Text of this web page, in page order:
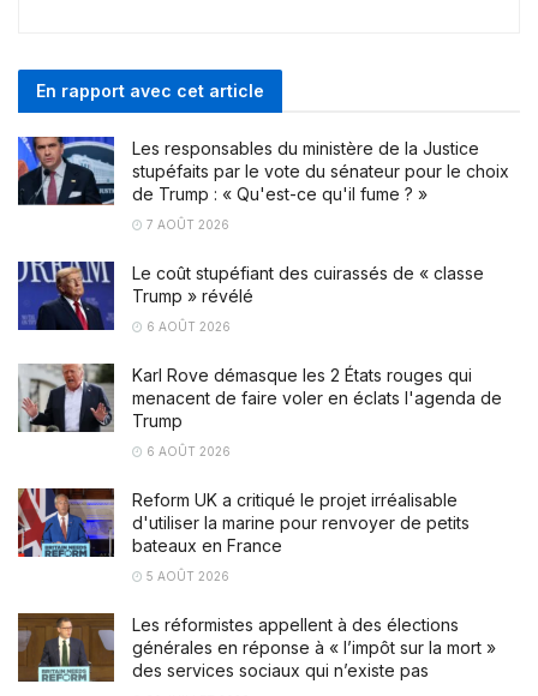
En rapport avec cet article
Les responsables du ministère de la Justice
stupéfaits par le vote du sénateur pour le choix
de Trump : « Qu'est-ce qu'il fume ? »
7 AOÛT 2026
Le coût stupéfiant des cuirassés de « classe
Trump » révélé
6 AOÛT 2026
Karl Rove démasque les 2 États rouges qui
menacent de faire voler en éclats l'agenda de
Trump
6 AOÛT 2026
Reform UK a critiqué le projet irréalisable
d'utiliser la marine pour renvoyer de petits
bateaux en France
5 AOÛT 2026
Les réformistes appellent à des élections
générales en réponse à « l’impôt sur la mort »
des services sociaux qui n’existe pas